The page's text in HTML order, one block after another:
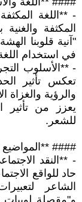
- **اللغة
المكثفة
"آنية قلوبنا
في استخدام
- **الأسلوب
تعكس تأثير
والرؤية
يعزز من تأثير
للشعر.
#### **المواضيع
- **النقد
حاد للواقع
الشاعر